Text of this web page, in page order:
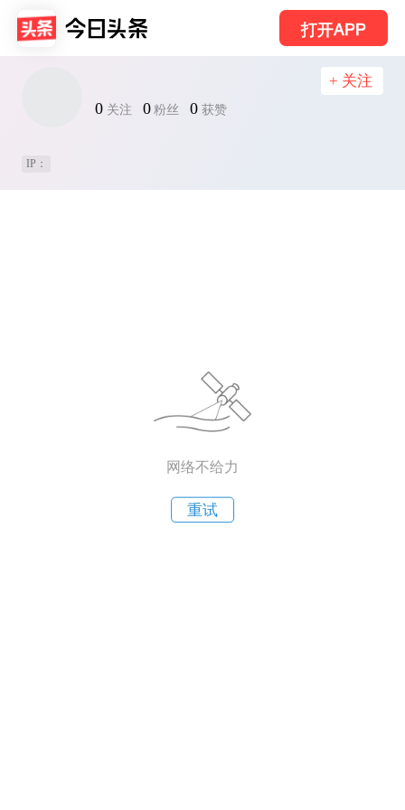
打开APP
0 关注 0 粉丝 0 获赞
+ 关注
IP：
网络不给力
重试